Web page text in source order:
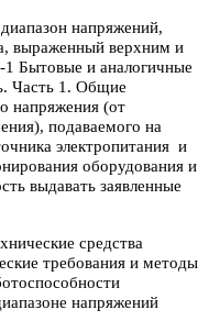
напряжений,
выраженный верхним и
Бытовые и аналогичные
Часть 1. Общие
напряжения (от
подаваемого на
электропитания и
оборудования и
выдавать заявленные
средства
требования и методы
напряжений